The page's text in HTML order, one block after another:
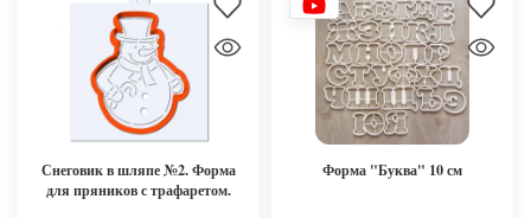
Снеговик в шляпе №2. Форма
для пряников с трафаретом.
Форма "Буква" 10 см